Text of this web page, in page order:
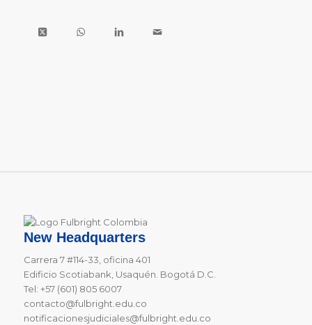
New Headquarters
Carrera 7 #114-33, oficina 401
Edificio Scotiabank, Usaquén. Bogotá D.C.
Tel: +57 (601) 805 6007
contacto@fulbright.edu.co
notificacionesjudiciales@fulbright.edu.co